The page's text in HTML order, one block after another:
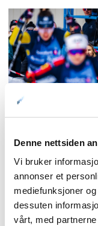
Denne nettsiden
Vi bruker
annonser et
mediefunksjoner
dessuten
vårt, med
Foto: Bysprinten /
Et resultat av
Arrangøren